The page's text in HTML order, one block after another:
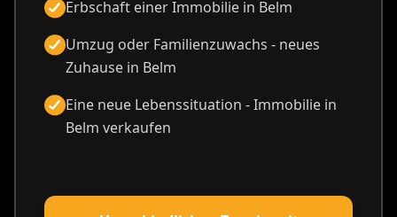
Erbschaft einer Immobilie in Belm
Umzug oder Familienzuwachs - neues
Zuhause in Belm
Eine neue Lebenssituation - Immobilie in
Belm verkaufen